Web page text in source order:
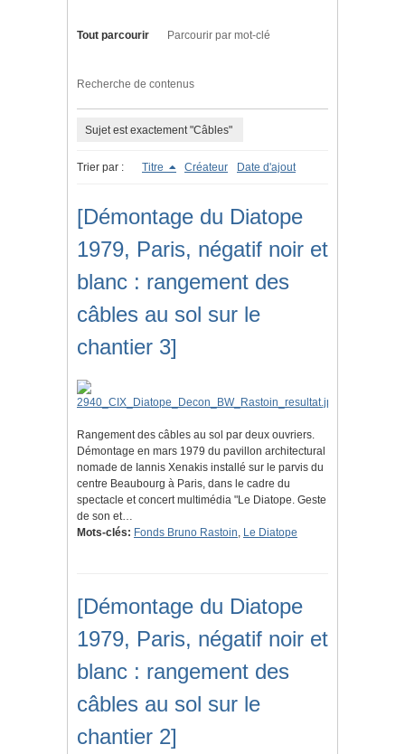
Tout parcourir Parcourir par mot-clé
Recherche de contenus
Sujet est exactement "Câbles"
Trier par : Titre Créateur Date d'ajout
[Démontage du Diatope
1979, Paris, négatif noir et
blanc : rangement des
câbles au sol sur le
chantier 3]
Rangement des câbles au sol par deux ouvriers.
Démontage en mars 1979 du pavillon architectural
nomade de Iannis Xenakis installé sur le parvis du
centre Beaubourg à Paris, dans le cadre du
spectacle et concert multimédia "Le Diatope. Geste
de son et…
Mots-clés: Fonds Bruno Rastoin, Le Diatope
[Démontage du Diatope
1979, Paris, négatif noir et
blanc : rangement des
câbles au sol sur le
chantier 2]